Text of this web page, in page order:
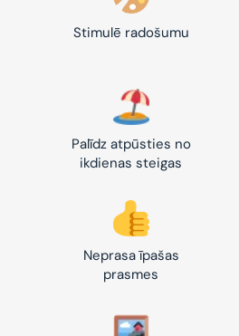
Stimulē radošumu
Palīdz atpūsties no
ikdienas steigas
Neprasa īpašas
prasmes